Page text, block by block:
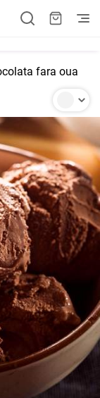
fara oua